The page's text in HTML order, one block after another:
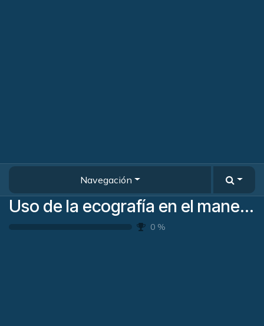
Navegación
Uso de la ecografía en el manejo de la Deglución y la Voz.
0 %